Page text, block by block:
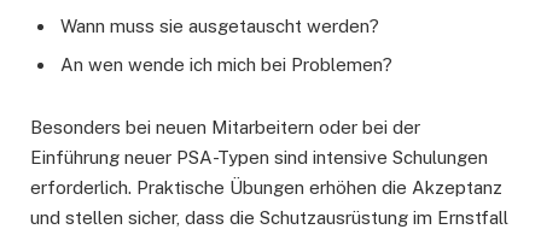
Wann muss sie ausgetauscht werden?
An wen wende ich mich bei Problemen?
Besonders bei neuen Mitarbeitern oder bei der
Einführung neuer PSA-Typen sind intensive Schulungen
erforderlich. Praktische Übungen erhöhen die Akzeptanz
und stellen sicher, dass die Schutzausrüstung im Ernstfall